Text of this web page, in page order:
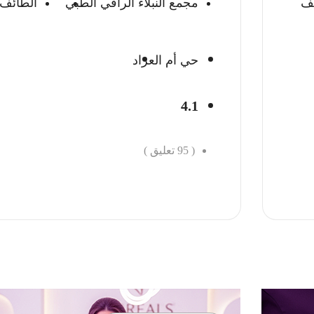
حي أم العراد
4.1
(
95تعليق )